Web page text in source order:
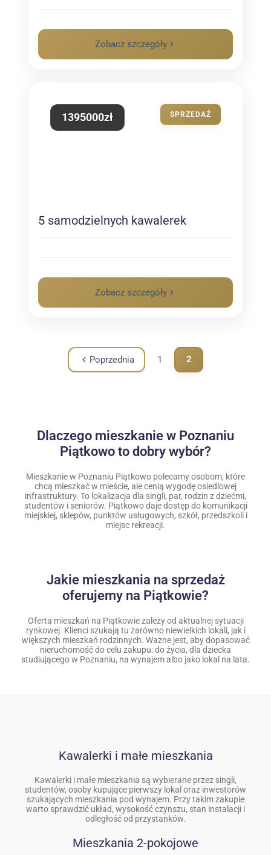
Zobacz szczegóły
1395000zł SPRZEDAŻ
5 samodzielnych kawalerek
Zobacz szczegóły
Poprzednia 1 2
Dlaczego mieszkanie w Poznaniu
Piątkowo to dobry wybór?
Mieszkanie w Poznaniu Piątkowo polecamy osobom, które
chcą mieszkać w mieście, ale cenią wygodę osiedlowej
infrastruktury. To lokalizacja dla singli, par, rodzin z dziećmi,
studentów i seniorów. Piątkowo daje dostęp do komunikacji
miejskiej, sklepów, punktów usługowych, szkół, przedszkoli i
miejsc rekreacji.
Jakie mieszkania na sprzedaż
oferujemy na Piątkowie?
Oferta mieszkań na Piątkowie zależy od aktualnej sytuacji
rynkowej. Klienci szukają tu zarówno niewielkich lokali, jak i
większych mieszkań rodzinnych. Ważne jest, aby dopasować
nieruchomość do celu zakupu: do życia, dla dziecka
studiującego w Poznaniu, na wynajem albo jako lokal na lata.
Kawalerki i małe mieszkania
Kawalerki i małe mieszkania są wybierane przez singli,
studentów, osoby kupujące pierwszy lokal oraz inwestorów
szukających mieszkania pod wynajem. Przy takim zakupie
warto sprawdzić układ, wysokość czynszu, stan instalacji i
odległość od przystanków.
Mieszkania 2-pokojowe